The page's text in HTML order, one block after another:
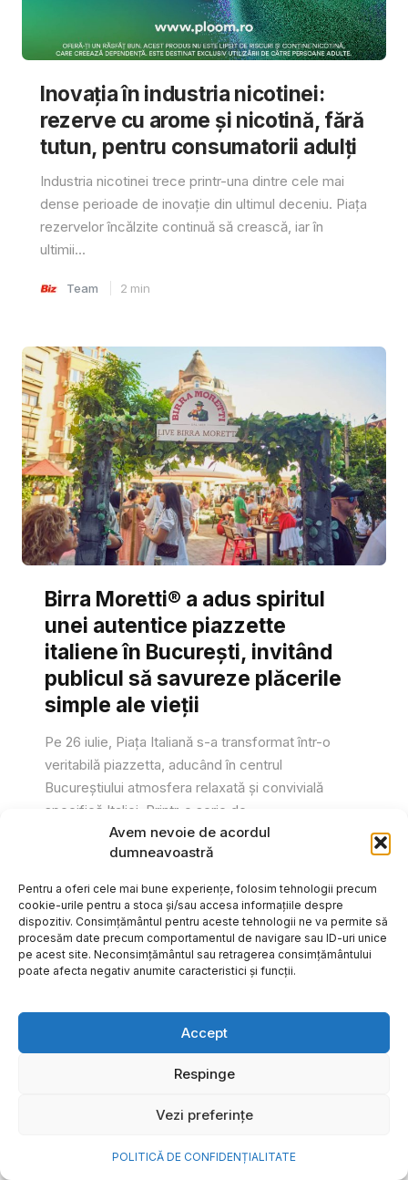
Avem nevoie de acordul
dumneavoastră
Pentru a oferi cele mai bune experiențe, folosim tehnologii precum
cookie-urile pentru a stoca și/sau accesa informațiile despre
dispozitiv. Consimțământul pentru aceste tehnologii ne va permite să
procesăm date precum comportamentul de navigare sau ID-uri unice
pe acest site. Neconsimțământul sau retragerea consimțământului
poate afecta negativ anumite caracteristici și funcții.
Accept
Respinge
Vezi preferințe
POLITICĂ DE CONFIDENȚIALITATE
Inovația în industria nicotinei:
rezerve cu arome și nicotină, fără
tutun, pentru consumatorii adulți
Industria nicotinei trece printr-una dintre cele mai
dense perioade de inovație din ultimul deceniu. Piața
rezervelor încălzite continuă să crească, iar în
ultimii...
Team 2 min
Birra Moretti® a adus spiritul
unei autentice piazzette
italiene în București, invitând
publicul să savureze plăcerile
simple ale vieții
Pe 26 iulie, Piața Italiană s-a transformat într-o
veritabilă piazzetta, aducând în centrul
Bucureștiului atmosfera relaxată și convivială
specifică Italiei. Printr-o serie de...
Gabriel Barliga
frumoase amintiri ale verii într-